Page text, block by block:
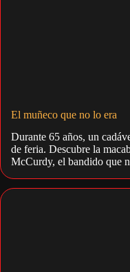
El muñeco que no lo era
Durante 65 años, un
de feria. Descubre la
McCurdy, el bandido que